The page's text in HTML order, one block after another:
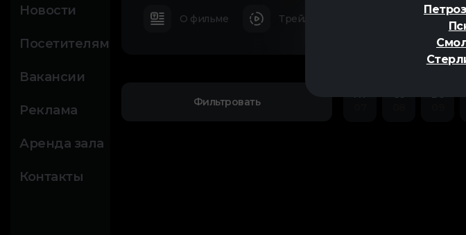
Новости
Посетителям
Вакансии
Реклама
Аренда зала
Контакты
О фильме Трейлер
Фильтровать
Пт
Сб
Вс